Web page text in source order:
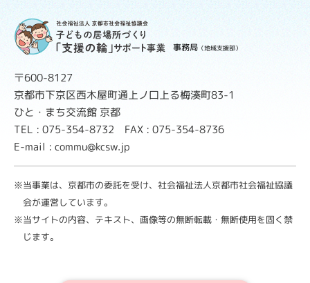
事務局 （地域支援部）
〒600-8127
京都市下京区西木屋町通上ノ口上る梅湊町83-1
ひと・まち交流館 京都
TEL : 075-354-8732 FAX : 075-354-8736
E-mail : commu@kcsw.jp
※当事業は、京都市の委託を受け、社会福祉法人京都市社会福祉協議
会が運営しています。
※当サイトの内容、テキスト、画像等の無断転載・無断使用を固く禁
じます。